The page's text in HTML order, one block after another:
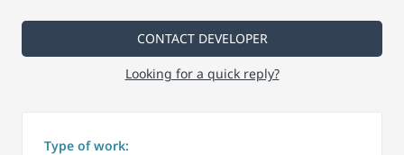
CONTACT DEVELOPER
Looking for a quick reply?
Type of work: